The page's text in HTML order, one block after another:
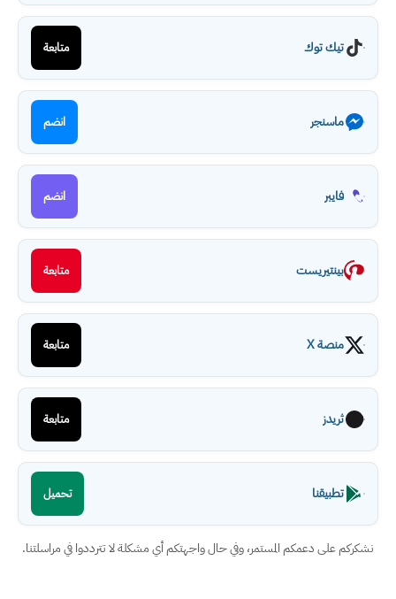
تيك توك
ماسنجر
فايبر
بينتيريست
منصة X
ثريدز
تطبيقنا
على دعمكم المستمر، وفي حال واجهتكم أي مشكلة لا تترددوا في مراسلتنا.